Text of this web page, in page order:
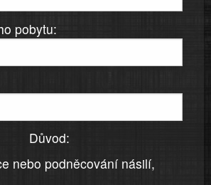
pobytu:
Důvod:
nebo podněcování násilí,